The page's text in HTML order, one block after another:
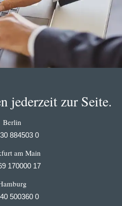
jederzeit zur Seite.
Berlin
884503 0
am Main
170000 17
500360 0